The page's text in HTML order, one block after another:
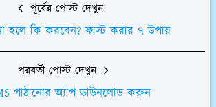
পূর্বের পোস্ট দেখুন
হলে কি করবেন? ফাস্ট করার ৭ উপায়
পরবর্তী পোস্ট দেখুন
পাঠানোর অ্যাপ ডাউনলোড করুন